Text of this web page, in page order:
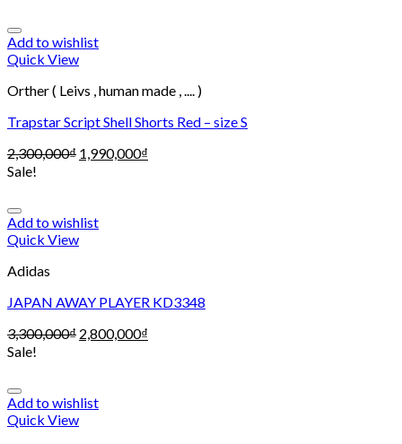
Add to wishlist
Quick View
Orther ( Leivs , human made , .... )
Trapstar Script Shell Shorts Red – size S
2,300,000₫ 1,990,000₫
Sale!
Add to wishlist
Quick View
Adidas
JAPAN AWAY PLAYER KD3348
3,300,000₫ 2,800,000₫
Sale!
Add to wishlist
Quick View